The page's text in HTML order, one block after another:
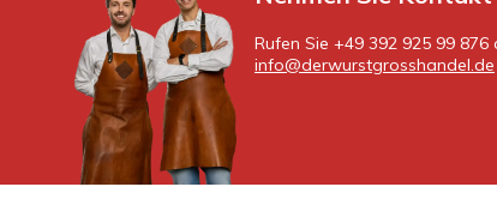
Rufen Sie +49 392 925 99
info@derwurstgrosshandel.de